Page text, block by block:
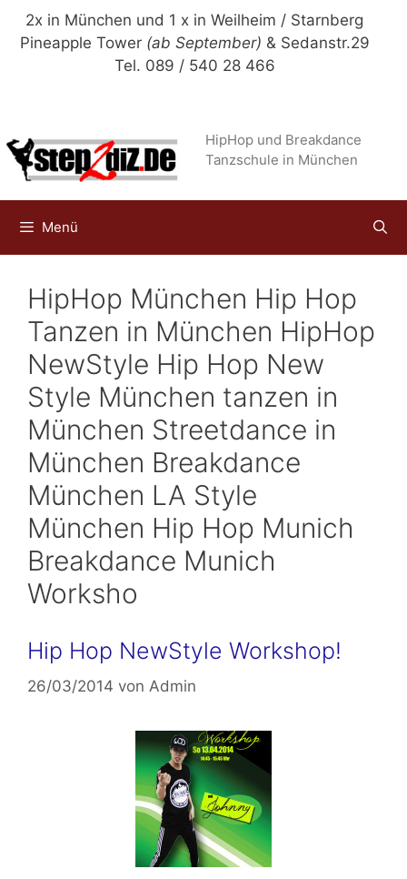
Zum
Inhalt
2x in München und 1 x in Weilheim / Starnberg
Pineapple Tower (ab September) & Sedanstr.29
Tel. 089 / 540 28 466
HipHop und Breakdance
Tanzschule in München
Menü
HipHop München Hip Hop
Tanzen in München HipHop
NewStyle Hip Hop New
Style München tanzen in
München Streetdance in
München Breakdance
München LA Style
München Hip Hop Munich
Breakdance Munich
Worksho
Hip Hop NewStyle Workshop!
26/03/2014 von Admin